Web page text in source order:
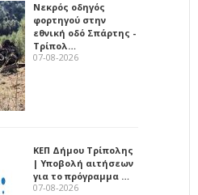
Νεκρός οδηγός
φορτηγού στην
εθνική οδό Σπάρτης -
Τρίπολ…
07-08-2026
ΚΕΠ Δήμου Τρίπολης
| Υποβολή αιτήσεων
για το πρόγραμμα …
07-08-2026